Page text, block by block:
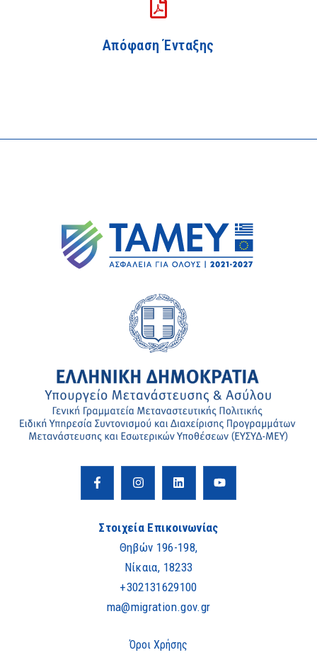
Απόφαση Ένταξης
Στοιχεία Επικοινωνίας
Θηβών 196-198,
Νίκαια, 18233
+302131629100
ma@migration.gov.gr
Όροι Χρήσης